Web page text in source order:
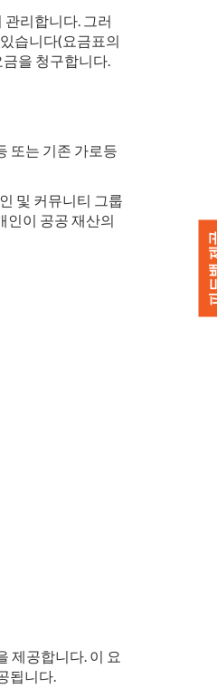
리합니다. 그러
습니다(요금표의
을 청구합니다.
또는 기존 가로등
및 커뮤니티 그룹
인이 공공 재산의
제공합니다. 이 요
됩니다.
피